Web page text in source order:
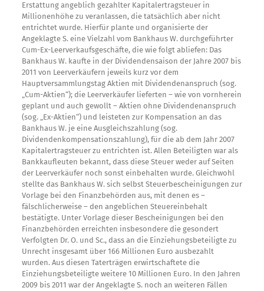
Erstattung angeblich gezahlter Kapitalertragsteuer in
Millionenhöhe zu veranlassen, die tatsächlich aber nicht
entrichtet wurde. Hierfür plante und organisierte der
Angeklagte S. eine Vielzahl vom Bankhaus W. durchgeführter
Cum-Ex-Leerverkaufsgeschäfte, die wie folgt abliefen: Das
Bankhaus W. kaufte in der Dividendensaison der Jahre 2007 bis
2011 von Leerverkäufern jeweils kurz vor dem
Hauptversammlungstag Aktien mit Dividendenanspruch (sog.
„Cum-Aktien“); die Leerverkäufer lieferten – wie von vornherein
geplant und auch gewollt – Aktien ohne Dividendenanspruch
(sog. „Ex-Aktien“) und leisteten zur Kompensation an das
Bankhaus W. je eine Ausgleichszahlung (sog.
Dividendenkompensationszahlung), für die ab dem Jahr 2007
Kapitalertragsteuer zu entrichten ist. Allen Beteiligten war als
Bankkaufleuten bekannt, dass diese Steuer weder auf Seiten
der Leerverkäufer noch sonst einbehalten wurde. Gleichwohl
stellte das Bankhaus W. sich selbst Steuerbescheinigungen zur
Vorlage bei den Finanzbehörden aus, mit denen es –
fälschlicherweise – den angeblichen Steuereinbehalt
bestätigte. Unter Vorlage dieser Bescheinigungen bei den
Finanzbehörden erreichten insbesondere die gesondert
Verfolgten Dr. O. und Sc., dass an die Einziehungsbeteiligte zu
Unrecht insgesamt über 166 Millionen Euro ausbezahlt
wurden. Aus diesen Taterträgen erwirtschaftete die
Einziehungsbeteiligte weitere 10 Millionen Euro. In den Jahren
2009 bis 2011 war der Angeklagte S. noch an weiteren Fällen